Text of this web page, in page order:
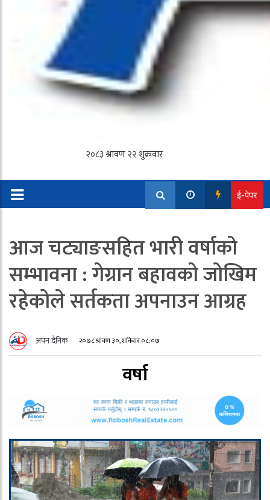
ई-पेपर
आज चट्याङसहित भारी वर्षाको
सम्भावना : गेग्रान बहावको जोखिम
रहेकोले सर्तकता अपनाउन आग्रह
अपन दैनिक २०७८ श्रावण ३०, शनिबार ०८:०७
वर्षा